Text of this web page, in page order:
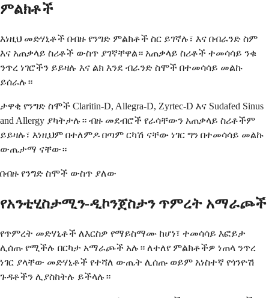
ምልክቶች
እነዚህ መድሃኒቶች በብዙ የንግድ ምልክቶች ስር ይገኛሉ፣ እና በብራንድ ስም
እና አጠቃላይ ስሪቶች ውስጥ ያገኛቸዋል። አጠቃላይ ስሪቶች ተመሳሳይ ንቁ
ንጥረ ነገሮችን ይይዛሉ እና ልክ እንደ ብራንድ ስሞች በተመሳሳይ መልኩ
ይሰራሉ።
ታዋቂ የንግድ ስሞች Claritin-D, Allegra-D, Zyrtec-D እና Sudafed Sinus
and Allergy ያካትታሉ። ብዙ መደብሮች የራሳቸውን አጠቃላይ ስሪቶችም
ይይዛሉ፣ እነዚህም በተለምዶ በጣም ርካሽ ናቸው ነገር ግን በተመሳሳይ መልኩ
ውጤታማ ናቸው።
በብዙ የንግድ ስሞች ውስጥ ያለው
የአንቲሂስታሚን-ዲኮንጀስታን ጥምረት አማራጮች
የጥምረት መድሃኒቶች ለእርስዎ የማይስማሙ ከሆነ፣ ተመሳሳይ እፎይታ
ሊሰጡ የሚችሉ በርካታ አማራጮች አሉ። ለተለየ ምልክቶችዎ ነጠላ ንጥረ
ነገር ያላቸው መድሃኒቶች የተሻለ ውጤት ሊሰጡ ወይም አነስተኛ የጎንዮሽ
ጉዳቶችን ሊያስከትሉ ይችላሉ።